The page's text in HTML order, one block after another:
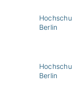
Berlin
Berlin